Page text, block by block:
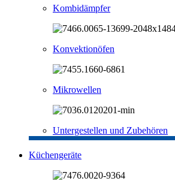
Kombidämpfer
Konvektionöfen
Mikrowellen
Untergestellen und Zubehören
Küchengeräte